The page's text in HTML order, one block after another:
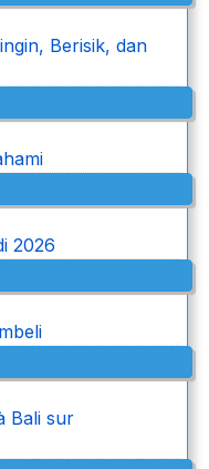
Berisik, dan
2026
Bali sur